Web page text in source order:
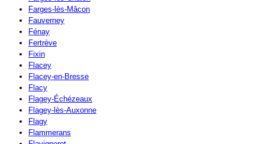
Farges-lès-Mâcon
Fauverney
Fénay
Fertrève
Fixin
Flacey
Flacey-en-Bresse
Flacy
Flagey-Échézeaux
Flagey-lès-Auxonne
Flagy
Flammerans